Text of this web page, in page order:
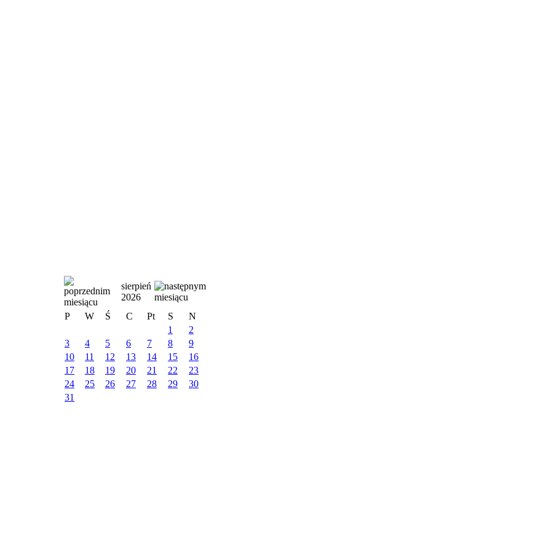
sierpień
2026
P
W Ś C Pt S
N
1
2
3
4 5 6 7 8
9
10
11 12 13 14 15
16
17
18 19 20 21 22
23
24
25 26 27 28 29
30
31